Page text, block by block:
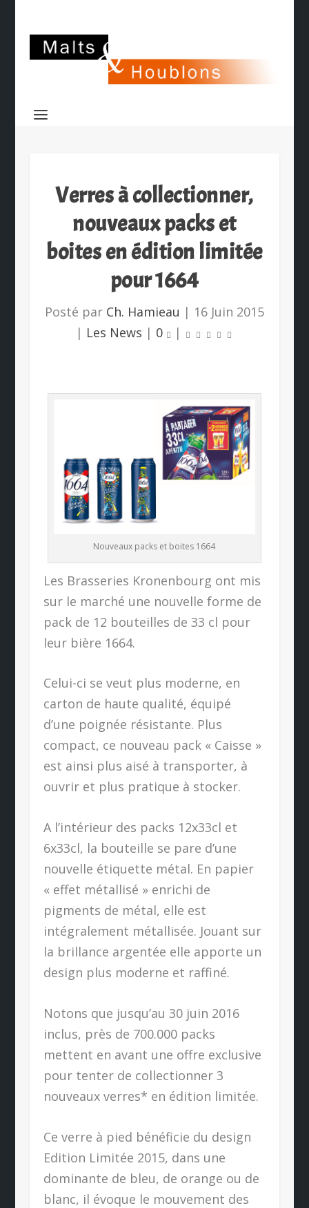
Verres à collectionner,
nouveaux packs et
boites en édition limitée
pour 1664
Posté par Ch. Hamieau | 16 Juin 2015
| Les News | 0 |
Nouveaux packs et boites 1664
Les Brasseries Kronenbourg ont mis
sur le marché une nouvelle forme de
pack de 12 bouteilles de 33 cl pour
leur bière 1664.
Celui-ci se veut plus moderne, en
carton de haute qualité, équipé
d’une poignée résistante. Plus
compact, ce nouveau pack « Caisse »
est ainsi plus aisé à transporter, à
ouvrir et plus pratique à stocker.
A l’intérieur des packs 12x33cl et
6x33cl, la bouteille se pare d’une
nouvelle étiquette métal. En papier
« effet métallisé » enrichi de
pigments de métal, elle est
intégralement métallisée. Jouant sur
la brillance argentée elle apporte un
design plus moderne et raffiné.
Notons que jusqu’au 30 juin 2016
inclus, près de 700.000 packs
mettent en avant une offre exclusive
pour tenter de collectionner 3
nouveaux verres* en édition limitée.
Ce verre à pied bénéficie du design
Edition Limitée 2015, dans une
dominante de bleu, de orange ou de
blanc, il évoque le mouvement des